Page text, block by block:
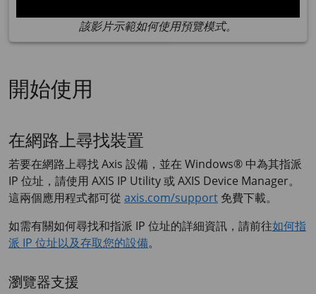
該影片示範如何使用預覽模式。
開始使用
在網路上尋找裝置
若要在網路上尋找 Axis 設備，並在 Windows® 中為其指派
IP 位址，請使用 AXIS IP Utility 或AXIS Device Manager。
這兩個應用程式都可從 axis.com/support 免費下載。
如需有關如何尋找和指派 IP 位址的詳細資訊，請前往如何指
派 IP 位址以及存取您的設備。
瀏覽器支援